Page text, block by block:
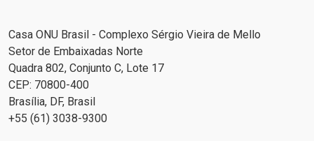
Casa ONU Brasil - Complexo Sérgio Vieira de Mello
Setor de Embaixadas Norte
Quadra 802, Conjunto C, Lote 17
CEP: 70800-400
Brasília, DF, Brasil
+55 (61) 3038-9300